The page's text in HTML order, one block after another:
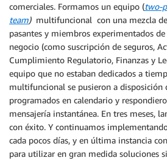
comerciales. Formamos un equipo (two-
team) multifuncional con una mezcla
pasantes y miembros experimentados
negocio (como suscripción de seguros,
Cumplimiento Regulatorio, Finanzas y
equipo que no estaban dedicados a
multifuncional se pusieron a disposición
programados en calendario y
mensajería instantánea. En tres meses,
con éxito. Y continuamos
cada pocos días, y en última instancia
para utilizar en gran medida soluciones